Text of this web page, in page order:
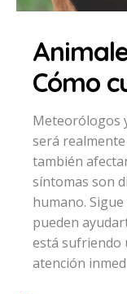
Cómo
Meteorólogos
será
también
síntomas son
humano.
pueden
está sufriendo
atención